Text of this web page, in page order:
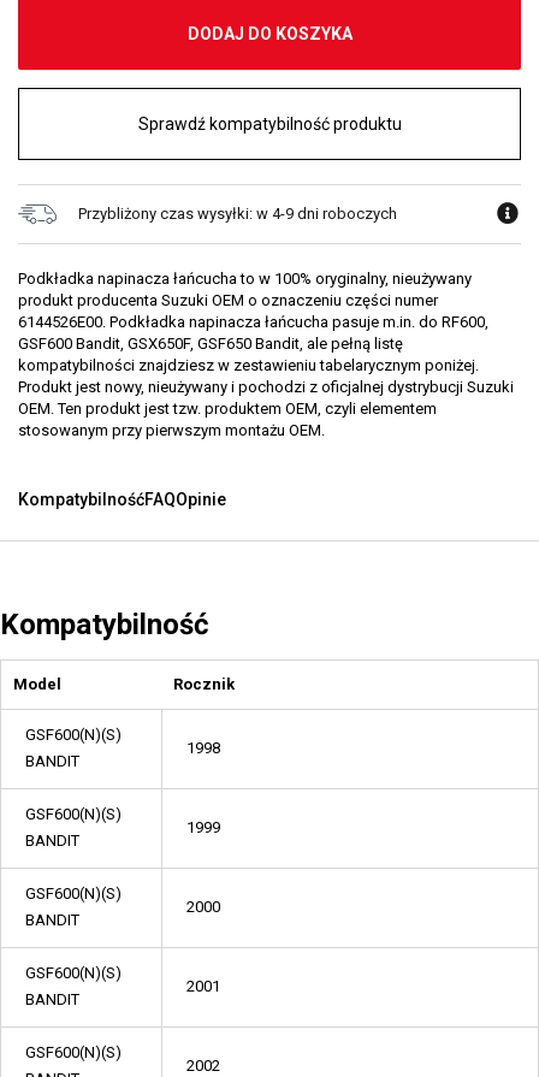
DODAJ DO KOSZYKA
Sprawdź kompatybilność produktu
Przybliżony czas wysyłki: w 4-9 dni roboczych
Podkładka napinacza łańcucha to w 100% oryginalny, nieużywany
produkt producenta Suzuki OEM o oznaczeniu części numer
6144526E00. Podkładka napinacza łańcucha pasuje m.in. do RF600,
GSF600 Bandit, GSX650F, GSF650 Bandit, ale pełną listę
kompatybilności znajdziesz w zestawieniu tabelarycznym poniżej.
Produkt jest nowy, nieużywany i pochodzi z oficjalnej dystrybucji Suzuki
OEM. Ten produkt jest tzw. produktem OEM, czyli elementem
stosowanym przy pierwszym montażu OEM.
KompatybilnośćFAQOpinie
Kompatybilność
Model Rocznik
GSF600(N)(S)
BANDIT
1998
GSF600(N)(S)
BANDIT
1999
GSF600(N)(S)
BANDIT
2000
GSF600(N)(S)
BANDIT
2001
GSF600(N)(S)
2002